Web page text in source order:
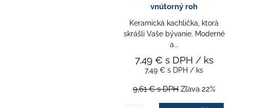
vnútorný roh
Keramická kachlička, ktorá
skrášli Vaše bývanie. Moderné
a...
7,49 € s DPH / ks
7,49 € s DPH / ks
9,61 €s DPH Zľava 22%